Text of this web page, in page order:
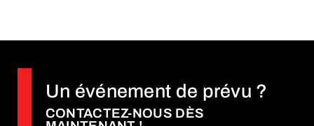
Un événement de prévu ?
CONTACTEZ-NOUS DÈS